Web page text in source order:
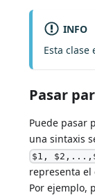
INFO
Esta clase
Pasar
Puede pasar
una sintaxis
$1,
representa el
Por ejemplo,